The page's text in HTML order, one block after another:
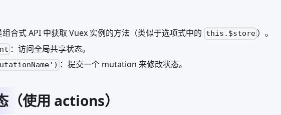
组合式 API 中获取 Vuex 实例的方法（类似于选项式中的 this.$store ）。
：访问全局共享状态。
：提交一个 mutation 来修改状态。
（使用 actions）